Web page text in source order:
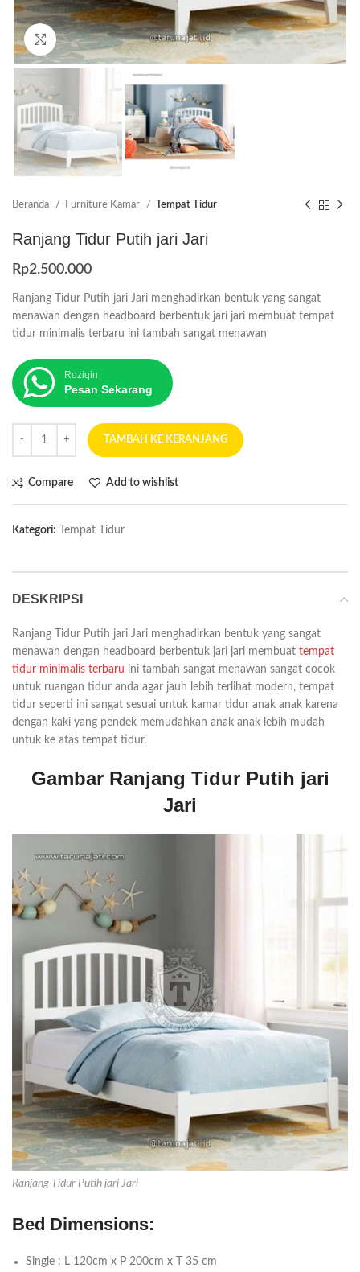
Click to enlarge
Beranda Furniture Kamar Tempat Tidur
Ranjang Tidur Putih jari Jari
Rp2.500.000
Ranjang Tidur Putih jari Jari menghadirkan bentuk yang sangat
menawan dengan headboard berbentuk jari jari membuat tempat
tidur minimalis terbaru ini tambah sangat menawan
Roziqin
Pesan Sekarang
TAMBAH KE KERANJANG
Compare Add to wishlist
Kategori: Tempat Tidur
DESKRIPSI
Ranjang Tidur Putih jari Jari menghadirkan bentuk yang sangat
menawan dengan headboard berbentuk jari jari membuat tempat
tidur minimalis terbaru ini tambah sangat menawan sangat cocok
untuk ruangan tidur anda agar jauh lebih terlihat modern, tempat
tidur seperti ini sangat sesuai untuk kamar tidur anak anak karena
dengan kaki yang pendek memudahkan anak anak lebih mudah
untuk ke atas tempat tidur.
Gambar Ranjang Tidur Putih jari
Jari
Ranjang Tidur Putih jari Jari
Bed Dimensions:
Single : L 120cm x P 200cm x T 35 cm